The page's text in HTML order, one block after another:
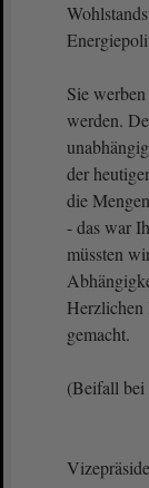
Sie
werden.
der
die
- das war
müssten
Herzlichen
gemacht.
(Beifall